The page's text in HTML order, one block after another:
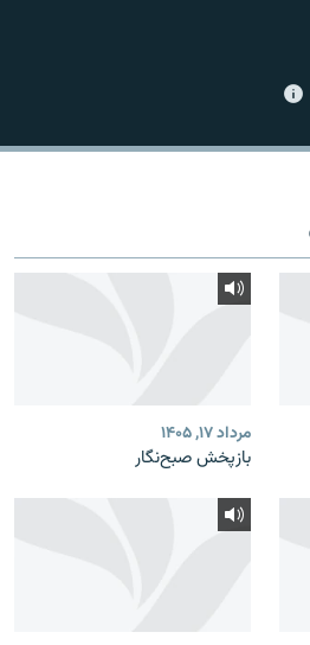
مرداد ۱۷, ۱۴۰۵
بازپخش صبح‌نگار